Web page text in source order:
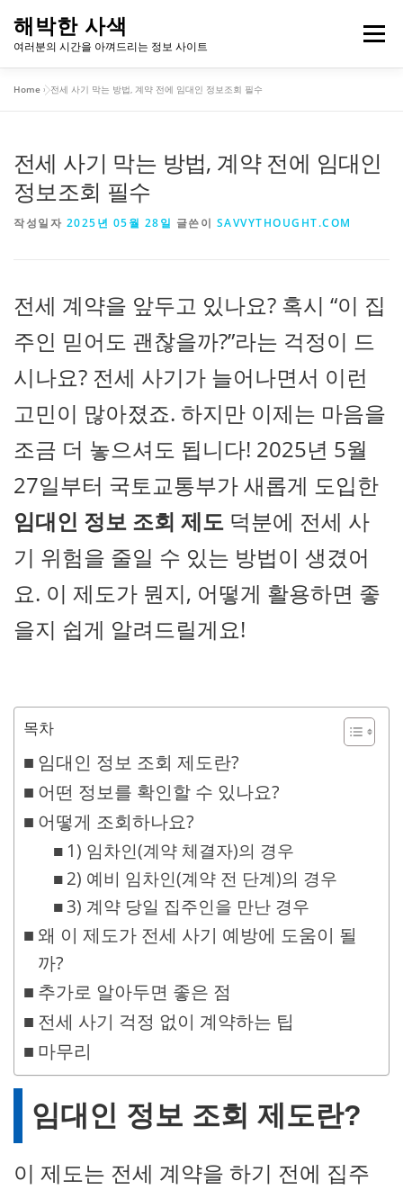
로
해박한 사색
여러분의 시간을 아껴드리는 정보 사이트
메뉴
Home »전세 사기 막는 방법, 계약 전에 임대인 정보조회 필수
전세 사기 막는 방법, 계약 전에 임대인
정보조회 필수
작성일자 2025년 05월 28일 글쓴이 SAVVYTHOUGHT.COM
전세 계약을 앞두고 있나요? 혹시 “이 집
주인 믿어도 괜찮을까?”라는 걱정이 드
시나요? 전세 사기가 늘어나면서 이런
고민이 많아졌죠. 하지만 이제는 마음을
조금 더 놓으셔도 됩니다! 2025년 5월
27일부터 국토교통부가 새롭게 도입한
임대인 정보 조회 제도 덕분에 전세 사
기 위험을 줄일 수 있는 방법이 생겼어
요. 이 제도가 뭔지, 어떻게 활용하면 좋
을지 쉽게 알려드릴게요!
목차
임대인 정보 조회 제도란?
어떤 정보를 확인할 수 있나요?
어떻게 조회하나요?
1) 임차인(계약 체결자)의 경우
2) 예비 임차인(계약 전 단계)의 경우
3) 계약 당일 집주인을 만난 경우
왜 이 제도가 전세 사기 예방에 도움이 될
까?
추가로 알아두면 좋은 점
전세 사기 걱정 없이 계약하는 팁
마무리
임대인 정보 조회 제도란?
이 제도는 전세 계약을 하기 전에 집주